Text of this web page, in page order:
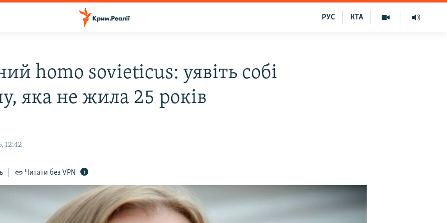
КТА
РУС
homo sovieticus: уявіть собі
яка не жила 25 років
12:42
Читати без VPN